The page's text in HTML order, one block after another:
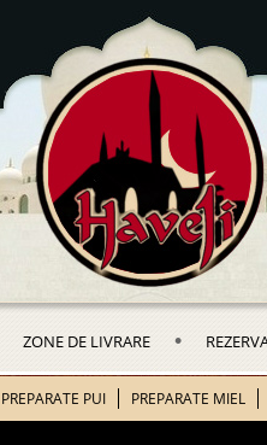
ZONE DE LIVRARE •
PREPARATE PUI PREPARATE MIEL